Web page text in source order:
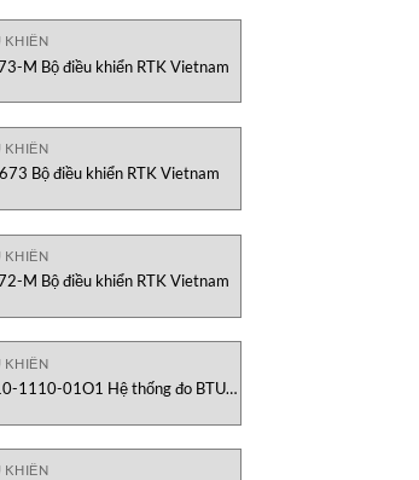
KHIỂN
M Bộ điều khiển RTK Vietnam
KHIỂN
Bộ điều khiển RTK Vietnam
KHIỂN
M Bộ điều khiển RTK Vietnam
KHIỂN
1110-01O1 Hệ thống đo BTU
KHIỂN